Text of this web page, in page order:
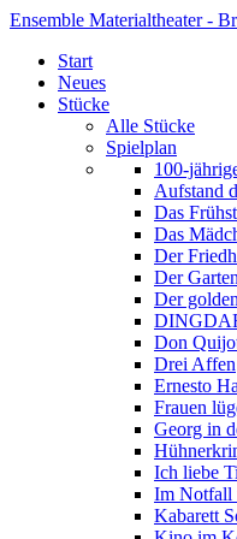
Ensemble Materialtheater -
Start
Neues
Stücke
Alle Stücke
Spielplan
100-
Aufstand
Das
Das
Der
Der Garten
Der
Don
Drei Affen
Ernesto
Frauen
Georg in
Ich liebe
Im Notfall
Kabarett